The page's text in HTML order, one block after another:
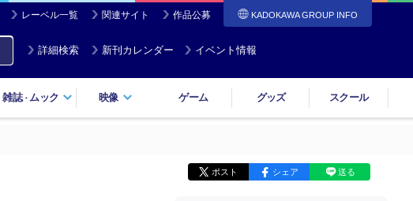
レーベル一覧 関連サイト 作品公募 KADOKAWA GROUP INFO
詳細検索 新刊カレンダー イベント情報
雑誌・ ムック 映像 ゲーム グッズ スクール
ポスト シェア 送る